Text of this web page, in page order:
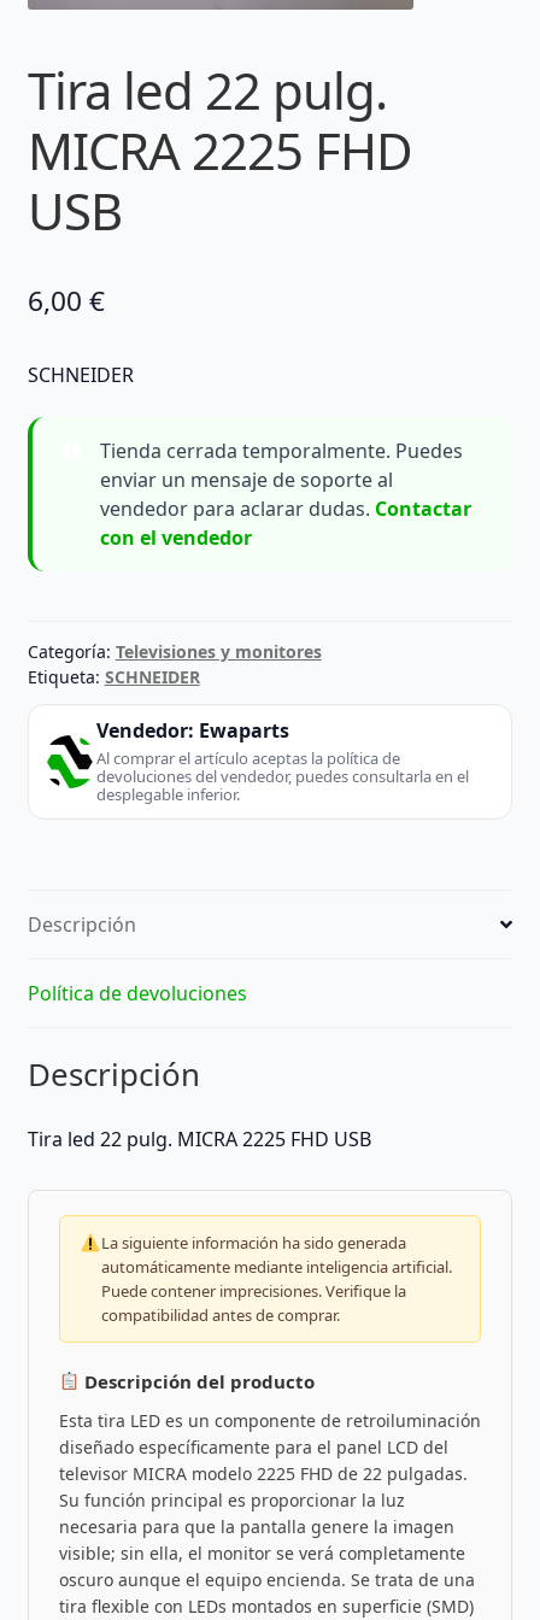
Tira led 22 pulg.
MICRA 2225 FHD
USB
6,00 €
SCHNEIDER
Tienda cerrada temporalmente. Puedes
enviar un mensaje de soporte al
vendedor para aclarar dudas. Contactar
con el vendedor
Categoría: Televisiones y monitores
Etiqueta: SCHNEIDER
Vendedor: Ewaparts
Al comprar el artículo aceptas la política de
devoluciones del vendedor, puedes consultarla en el
desplegable inferior.
Descripción
Política de devoluciones
Descripción
Tira led 22 pulg. MICRA 2225 FHD USB
La siguiente información ha sido generada
automáticamente mediante inteligencia artificial.
Puede contener imprecisiones. Verifique la
compatibilidad antes de comprar.
Descripción del producto
Esta tira LED es un componente de retroiluminación
diseñado específicamente para el panel LCD del
televisor MICRA modelo 2225 FHD de 22 pulgadas.
Su función principal es proporcionar la luz
necesaria para que la pantalla genere la imagen
visible; sin ella, el monitor se verá completamente
oscuro aunque el equipo encienda. Se trata de una
tira flexible con LEDs montados en superficie (SMD)